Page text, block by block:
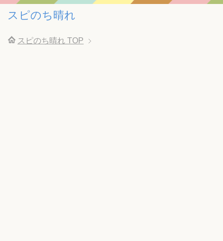
スピのち晴れ
スピのち晴れ TOP